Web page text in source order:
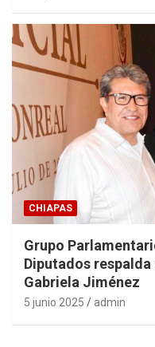
CHIAPAS
Grupo
Diputados
Gabriela Jiménez
5 junio 2025 admin